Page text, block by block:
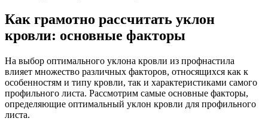
Как грамотно рассчитать уклон
кровли: основные факторы
На выбор оптимального уклона кровли из профнастила
влияет множество различных факторов, относящихся как к
особенностям и типу кровли, так и характеристиками самого
профильного листа. Рассмотрим самые основные факторы,
определяющие оптимальный уклон кровли для профильного
листа.